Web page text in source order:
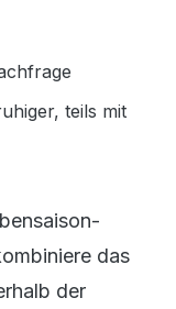
teils mit
das
der